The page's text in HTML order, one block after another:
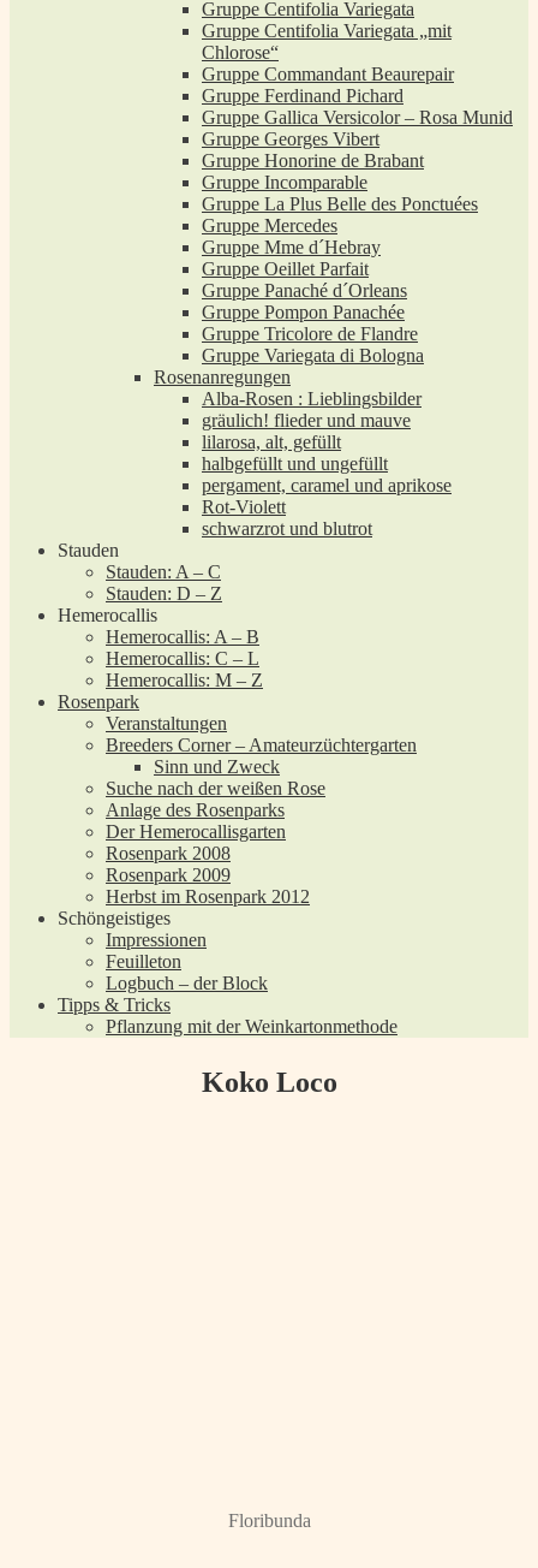
Gruppe Centifolia Variegata
Gruppe Centifolia Variegata „mit
Chlorose“
Gruppe Commandant Beaurepair
Gruppe Ferdinand Pichard
Gruppe Gallica Versicolor – Rosa Munid
Gruppe Georges Vibert
Gruppe Honorine de Brabant
Gruppe Incomparable
Gruppe La Plus Belle des Ponctuées
Gruppe Mercedes
Gruppe Mme d´Hebray
Gruppe Oeillet Parfait
Gruppe Panaché d´Orleans
Gruppe Pompon Panachée
Gruppe Tricolore de Flandre
Gruppe Variegata di Bologna
Rosenanregungen
Alba-Rosen : Lieblingsbilder
gräulich! flieder und mauve
lilarosa, alt, gefüllt
halbgefüllt und ungefüllt
pergament, caramel und aprikose
Rot-Violett
schwarzrot und blutrot
Stauden
Stauden: A – C
Stauden: D – Z
Hemerocallis
Hemerocallis: A – B
Hemerocallis: C – L
Hemerocallis: M – Z
Rosenpark
Veranstaltungen
Breeders Corner – Amateurzüchtergarten
Sinn und Zweck
Suche nach der weißen Rose
Anlage des Rosenparks
Der Hemerocallisgarten
Rosenpark 2008
Rosenpark 2009
Herbst im Rosenpark 2012
Schöngeistiges
Impressionen
Feuilleton
Logbuch – der Block
Tipps & Tricks
Pflanzung mit der Weinkartonmethode
Koko Loco
Floribunda